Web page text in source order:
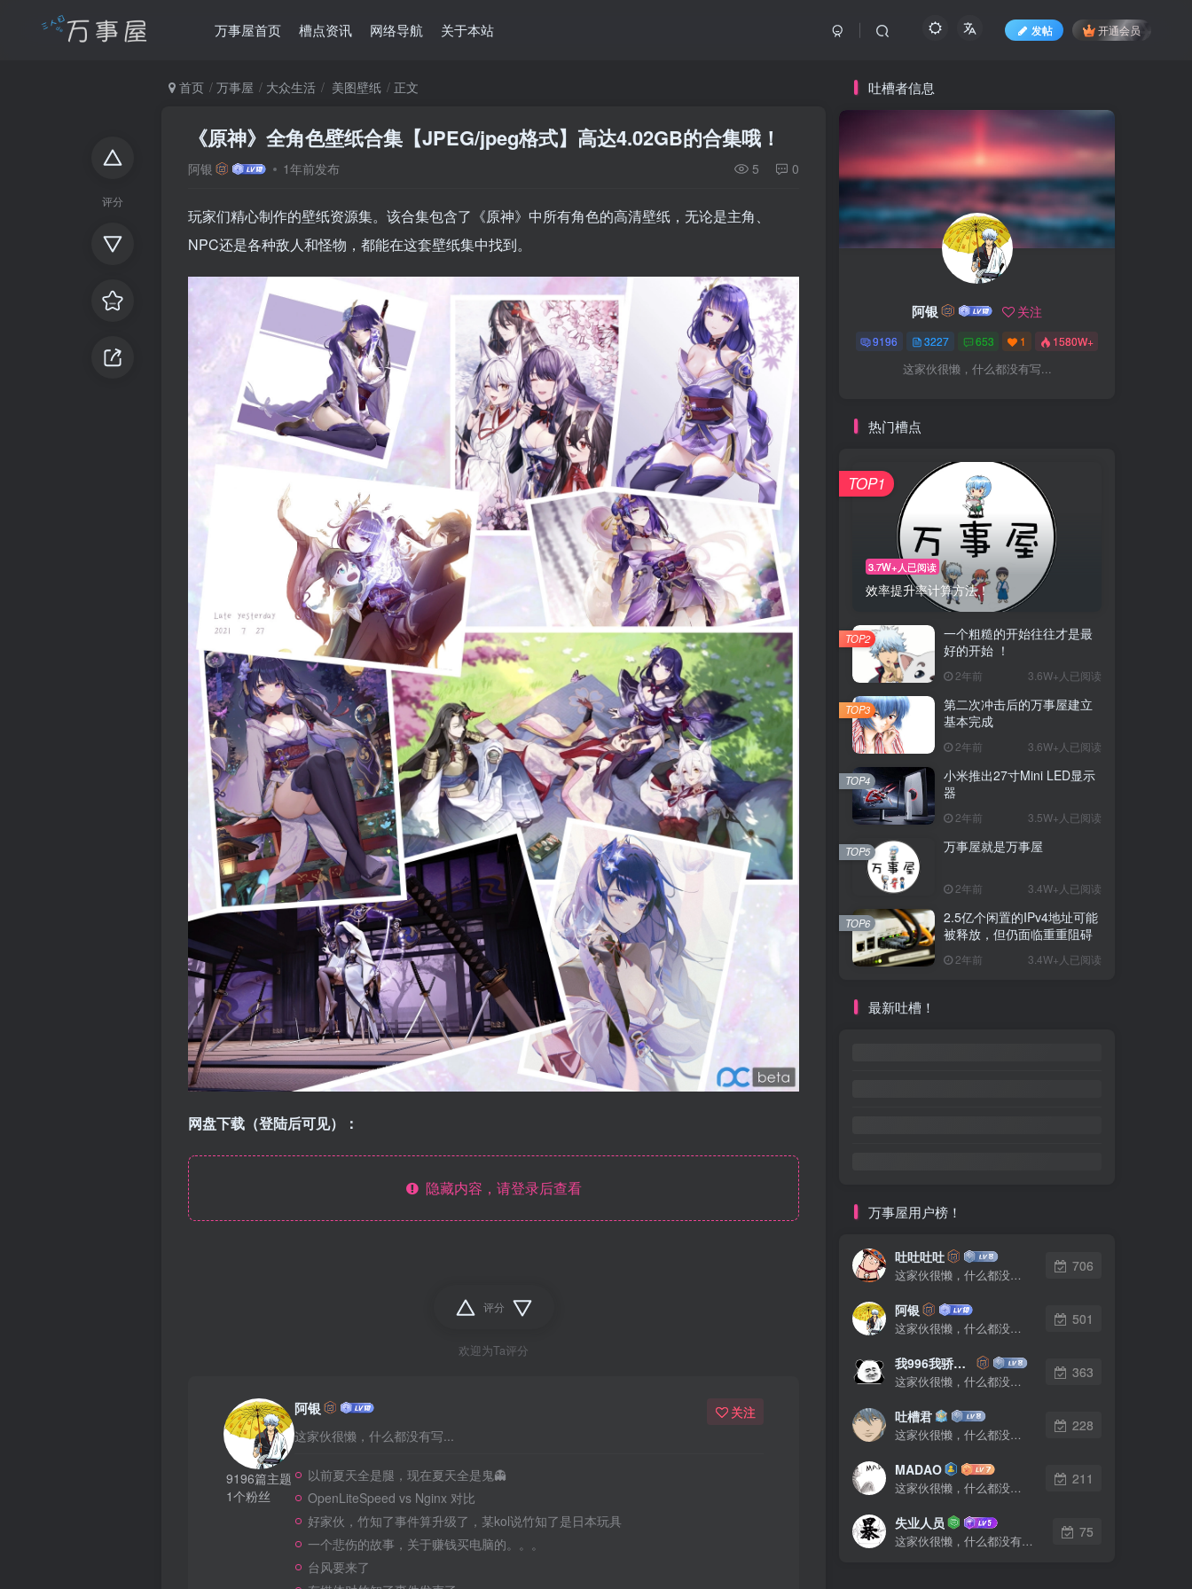
万事屋首页 槽点资讯 网络导航 关于本站 发帖 开通会员
评分
首页 万事屋 大众生活 美图壁纸 正文
《原神》全角色壁纸合集【JPEG/jpeg格式】高达4.02GB的合集哦！
阿银 1年前发布 5 0
玩家们精心制作的壁纸资源集。该合集包含了《原神》中所有角色的高清壁纸，无论是主角、
NPC还是各种敌人和怪物，都能在这套壁纸集中找到。
网盘下载（登陆后可见）：
隐藏内容，请登录后查看
评分
欢迎为Ta评分
9196篇主题
1个粉丝
阿银
这家伙很懒，什么都没有写...
关注
以前夏天全是腿，现在夏天全是鬼👻
OpenLiteSpeed vs Nginx 对比
好家伙，竹知了事件算升级了，某kol说竹知了是日本玩具
一个悲伤的故事，关于赚钱买电脑的。。。
台风要来了
吐槽者信息
阿银 关注
9196 3227 653 1 1580W+
这家伙很懒，什么都没有写...
热门槽点
3.7W+人已阅读
效率提升率计算方法！
TOP1
一个粗糙的开始往往才是最
好的开始 ！
2年前 3.6W+人已阅读
TOP2
第二次冲击后的万事屋建立
基本完成
2年前 3.6W+人已阅读
TOP3
小米推出27寸Mini LED显示
器
2年前 3.5W+人已阅读
TOP4
万事屋就是万事屋
2年前 3.4W+人已阅读
TOP5
2.5亿个闲置的IPv4地址可能
被释放，但仍面临重重阻碍
2年前 3.4W+人已阅读
TOP6
最新吐槽！
万事屋用户榜！
吐吐吐吐
这家伙很懒，什么都没有写...
706
阿银
这家伙很懒，什么都没有写...
501
我996我骄傲了么
这家伙很懒，什么都没有写...
363
吐槽君
这家伙很懒，什么都没有写...
228
MADAO
这家伙很懒，什么都没有写...
211
失业人员
这家伙很懒，什么都没有写...
75